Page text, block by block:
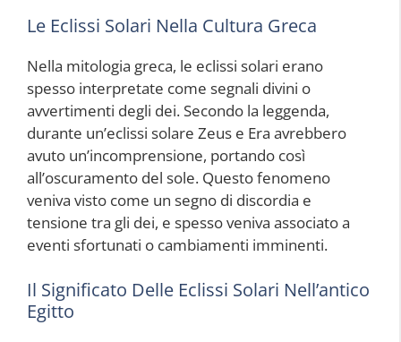
Le Eclissi Solari Nella Cultura Greca
Nella mitologia greca, le eclissi solari erano
spesso interpretate come segnali divini o
avvertimenti degli dei. Secondo la leggenda,
durante un’eclissi solare Zeus e Era avrebbero
avuto un’incomprensione, portando così
all’oscuramento del sole. Questo fenomeno
veniva visto come un segno di discordia e
tensione tra gli dei, e spesso veniva associato a
eventi sfortunati o cambiamenti imminenti.
Il Significato Delle Eclissi Solari Nell’antico
Egitto